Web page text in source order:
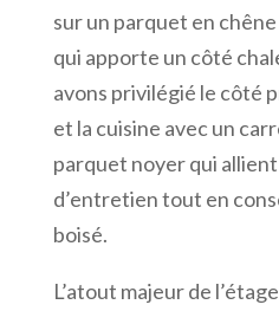
sur un parquet en
qui apporte un côté
avons privilégié le côté
et la cuisine avec un
parquet noyer qui
d’entretien tout en
boisé.
L’atout majeur de